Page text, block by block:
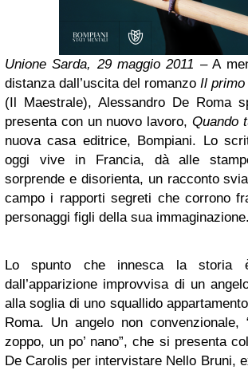
Unione Sarda, 29 maggio 2011 –A
distanza dall’uscita del romanzo Il primo
(Il Maestrale), Alessandro De Roma
presenta con un nuovo lavoro, Quando
nuova casa editrice, Bompiani. Lo
oggi vive in Francia, dà alle
sorprende e disorienta, un racconto
campo i rapporti segreti che corrono
personaggi figli della sua immaginazione.
Lo spunto che innesca la storia è
dall’apparizione improvvisa di un
alla soglia di uno squallido
Roma. Un angelo non convenzionale,
zoppo, un po’ nano”, che si presenta
De Carolis per intervistare Nello Bruni,